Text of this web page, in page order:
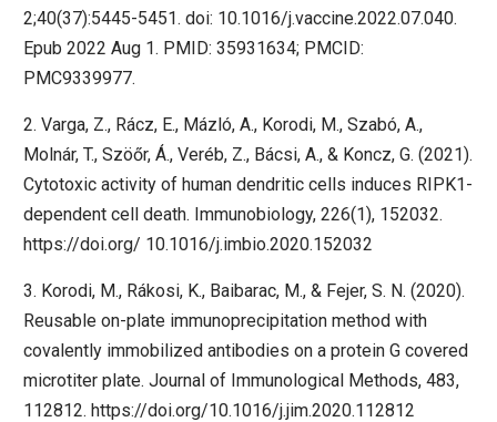
2;40(37):5445-5451. doi: 10.1016/j.vaccine.2022.07.040.
Epub 2022 Aug 1. PMID: 35931634; PMCID:
PMC9339977.
2. Varga, Z., Rácz, E., Mázló, A., Korodi, M., Szabó, A.,
Molnár, T., Szöőr, Á., Veréb, Z., Bácsi, A., & Koncz, G. (2021).
Cytotoxic activity of human dendritic cells induces RIPK1-
dependent cell death. Immunobiology, 226(1), 152032.
https://doi.org/ 10.1016/j.imbio.2020.152032
3. Korodi, M., Rákosi, K., Baibarac, M., & Fejer, S. N. (2020).
Reusable on-plate immunoprecipitation method with
covalently immobilized antibodies on a protein G covered
microtiter plate. Journal of Immunological Methods, 483,
112812. https://doi.org/10.1016/j.jim.2020.112812